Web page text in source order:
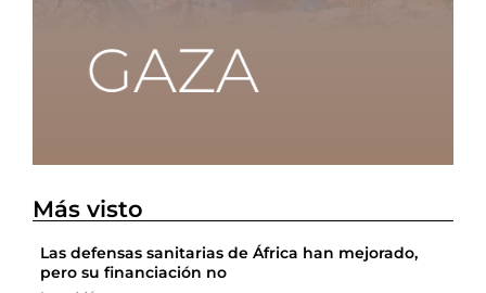
Más visto
Las defensas sanitarias de África han mejorado,
pero su financiación no